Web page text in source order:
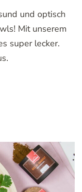
und optisch
Mit unserem
super lecker.